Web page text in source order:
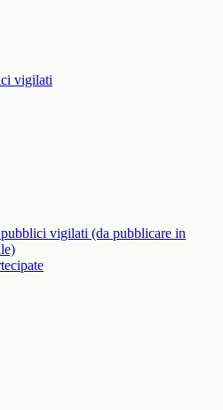
vigilati
vigilati (da pubblicare in